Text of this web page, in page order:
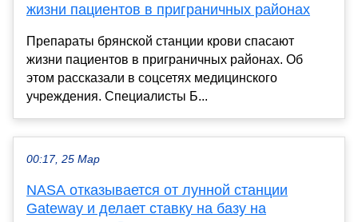
жизни пациентов в приграничных районах
Препараты брянской станции крови спасают
жизни пациентов в приграничных районах. Об
этом рассказали в соцсетях медицинского
учреждения. Специалисты Б...
00:17, 25 Мар
NASA отказывается от лунной станции
Gateway и делает ставку на базу на